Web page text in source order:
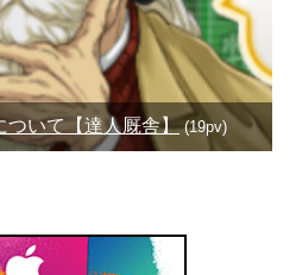
ついて【達人厩舎】(19pv)